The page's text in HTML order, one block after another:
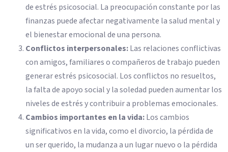
de estrés psicosocial. La preocupación constante por las
finanzas puede afectar negativamente la salud mental y
el bienestar emocional de una persona.
Conflictos interpersonales:Las relaciones conflictivas
con amigos, familiares o compañeros de trabajo pueden
generar estrés psicosocial. Los conflictos no resueltos,
la falta de apoyo social y la soledad pueden aumentar los
niveles de estrés y contribuir a problemas emocionales.
Cambios importantes en la vida:Los cambios
significativos en la vida, como el divorcio, la pérdida de
un ser querido, la mudanza a un lugar nuevo o la pérdida